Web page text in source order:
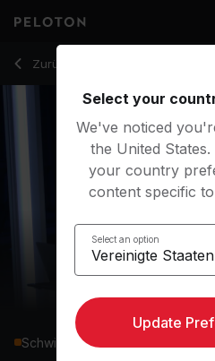
Zurück zu Laufkurse
Zurück
Schwierig
20 Min HIIT Run with Sprints &
Select your
We've noticed
the United
your country
content specific
Select an option
Update